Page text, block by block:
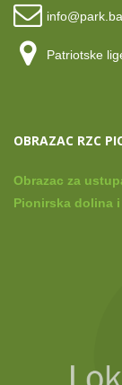
info@park.ba
Patriotske
OBRAZAC RZC
Obrazac za
Pionirska dolina